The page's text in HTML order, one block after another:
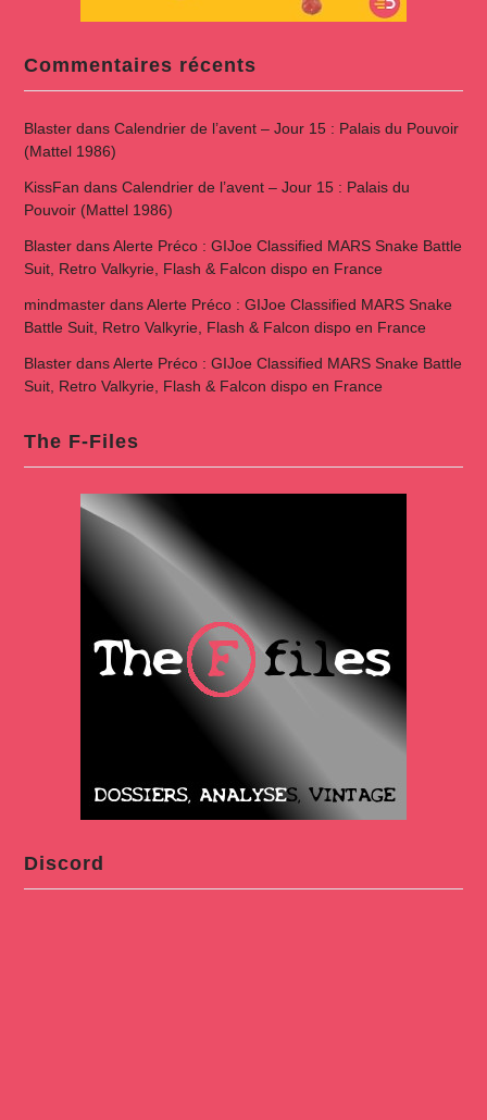
Commentaires récents
Blasterdans Calendrier de l’avent – Jour 15 : Palais du Pouvoir
(Mattel 1986)
KissFan dans Calendrier de l’avent – Jour 15 : Palais du
Pouvoir (Mattel 1986)
BlasterdansAlerte Préco : GIJoe Classified MARS Snake Battle
Suit, Retro Valkyrie, Flash & Falcon dispo en France
mindmasterdansAlerte Préco : GIJoe Classified MARS Snake
Battle Suit, Retro Valkyrie, Flash & Falcon dispo en France
BlasterdansAlerte Préco : GIJoe Classified MARS Snake Battle
Suit, Retro Valkyrie, Flash & Falcon dispo en France
The F-Files
Discord